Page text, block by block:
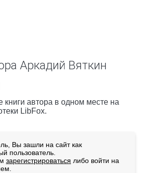
Аркадий Вяткин
книги автора в одном месте на
LibFox.
Вы зашли на сайт как
пользователь.
зарегистрироваться либо войти на